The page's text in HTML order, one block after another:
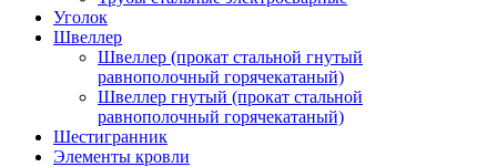
Уголок
Швеллер
Швеллер (прокат стальной гнутый
равнополочный горячекатаный)
Швеллер гнутый (прокат стальной
равнополочный горячекатаный)
Шестигранник
Элементы кровли